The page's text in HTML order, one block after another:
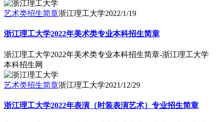
艺术类招生简章浙江理工大学2022/1/19
浙江理工大学2022年美术类专业本科招生简章
浙江理工大学2022年美术类专业本科招生简章-浙江理工大学
本科招生网
艺术类招生简章浙江理工大学2021/12/29
浙江理工大学2022年表演（时装表演艺术）专业招生简章